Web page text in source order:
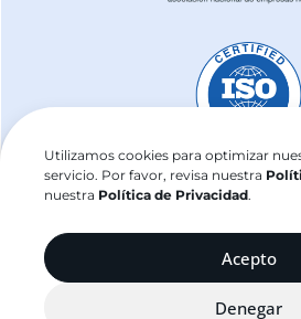
Utilizamos cookies para optimizar
servicio. Por favor, revisa nuestra
nuestra Política de Privacidad.
Acepto
Denegar